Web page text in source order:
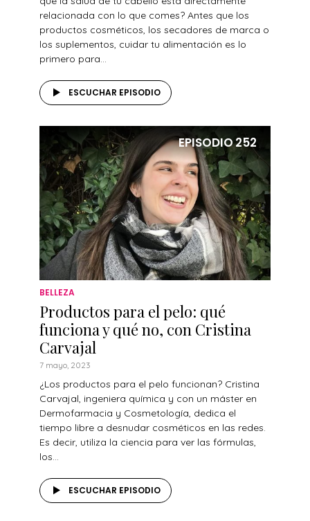
relacionada con lo que comes? Antes que los
productos cosméticos, los secadores de marca o
los suplementos, cuidar tu alimentación es lo
primero para...
ESCUCHAR EPISODIO
EPISODIO252
BELLEZA
Productos para el pelo: qué
funciona y qué no, con Cristina
Carvajal
7 mayo, 2023
¿Los productos para el pelo funcionan? Cristina
Carvajal, ingeniera química y con un máster en
Dermofarmacia y Cosmetología, dedica el
tiempo libre a desnudar cosméticos en las redes.
Es decir, utiliza la ciencia para ver las fórmulas,
los...
ESCUCHAR EPISODIO